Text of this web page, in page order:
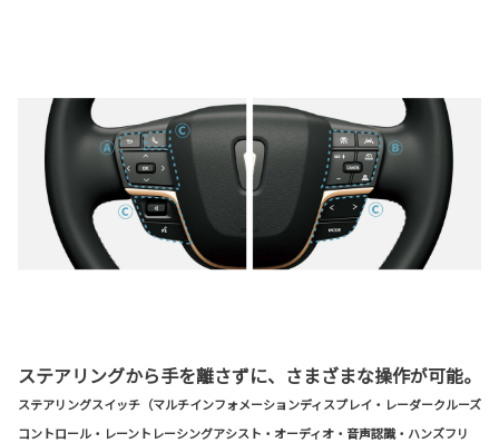
ステアリングから手を離さずに、さまざまな操作が可能。
ステアリングスイッチ（マルチインフォメーションディスプレイ・レーダークルーズ
コントロール・レーントレーシングアシスト・オーディオ・音声認識・ハンズフリ